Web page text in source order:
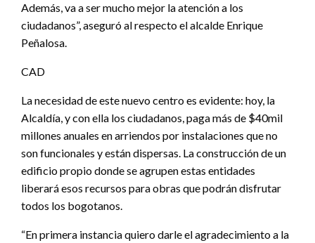
Además, va a ser mucho mejor la atención a los
ciudadanos”, aseguró al respecto el alcalde Enrique
Peñalosa.
CAD
La necesidad de este nuevo centro es evidente: hoy, la
Alcaldía, y con ella los ciudadanos, paga más de $40mil
millones anuales en arriendos por instalaciones que no
son funcionales y están dispersas. La construcción de un
edificio propio donde se agrupen estas entidades
liberará esos recursos para obras que podrán disfrutar
todos los bogotanos.
“En primera instancia quiero darle el agradecimiento a la